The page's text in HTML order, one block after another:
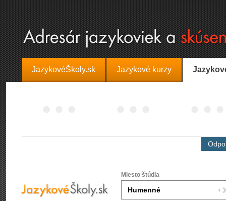
JazykovéŠkoly.sk Jazykové kurzy
Miesto štúdia